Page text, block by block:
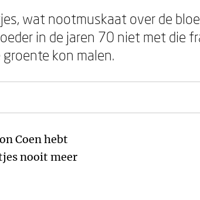
wat nootmuskaat over de
in de jaren 70 niet met die
kon malen.
Coen hebt
nooit meer